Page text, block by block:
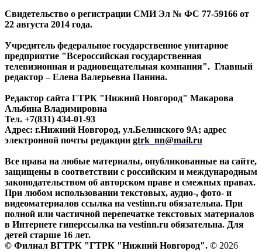
Свидетельство о регистрации СМИ Эл № ФС 77-59166 от
22 августа 2014 года.
Учредитель федеральное государственное унитарное
предприятие "Всероссийская государственная
телевизионная и радиовещательная компания". Главный
редактор – Елена Валерьевна Панина.
Редактор сайта ГТРК "Нижний Новгород" Макарова
Альбина Владимировна
Тел. +7(831) 434-01-93
Адрес: г.Нижний Новгород, ул.Белинского 9А; адрес
электронной почты редакции gtrk_nn@mail.ru
Все права на любые материалы, опубликованные на сайте,
защищены в соответствии с российским и международным
законодательством об авторском праве и смежных правах.
При любом использовании текстовых, аудио-, фото- и
видеоматериалов ссылка на vestinn.ru обязательна. При
полной или частичной перепечатке текстовых материалов
в Интернете гиперссылка на vestinn.ru обязательна. Для
детей старше 16 лет.
© Филиал ВГТРК "ГТРК "Нижний Новгород". © 2026